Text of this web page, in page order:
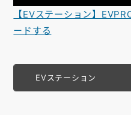
【EVステーション】
ードする
EVステーション